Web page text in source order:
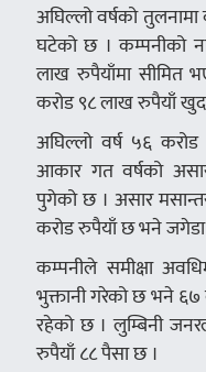
अघिल्लो वर्षको
घटेको छ । कम्पनीको
लाख रुपैयाँमा सीमित
करोड ९८ लाख रुपैयाँ खुद
अघिल्लो वर्ष ५६
आकार गत वर्षको
पुगेको छ । असार
करोड रुपैयाँ छ भने
कम्पनीले समीक्षा
भुक्तानी गरेको छ भने ६७
रहेको छ । लुम्बिनी
रुपैयाँ ८८ पैसा छ ।